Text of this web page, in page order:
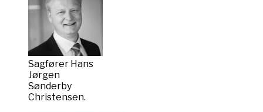
Sagfører Hans
Jørgen
Sønderby
Christensen.